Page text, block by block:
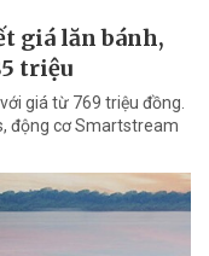
giá lăn bánh,
triệu
giá từ 769 triệu đồng.
động cơ Smartstream